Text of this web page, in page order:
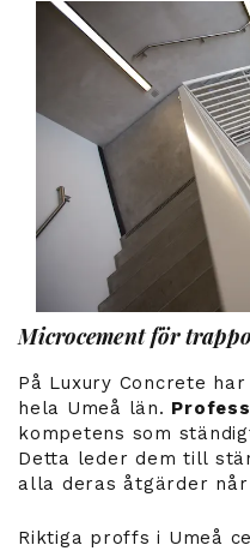
Microcement för
På Luxury Concrete
hela Umeå län.
kompetens som
Detta leder dem till
alla deras åtgärder når
Riktiga proffs i Umeå